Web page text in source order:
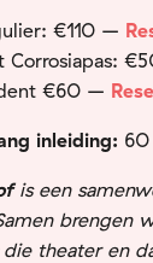
€110 –
Corrosiapas:
€60 –
inleiding: 60
is een
brengen
die theater en